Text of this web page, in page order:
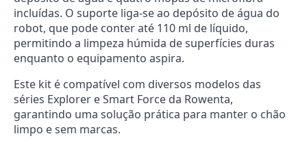
incluídas. O suporte liga-se ao depósito de água do
robot, que pode conter até 110 ml de líquido,
permitindo a limpeza húmida de superfícies duras
enquanto o equipamento aspira.
Este kit é compatível com diversos modelos das
séries Explorer e Smart Force da Rowenta,
garantindo uma solução prática para manter o chão
limpo e sem marcas.